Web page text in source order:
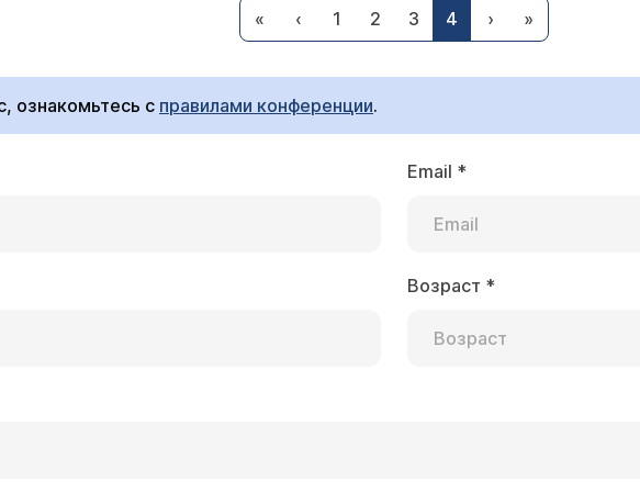
ни один из существующих методов по устранению растяжек не поможет Вам полностью избавиться от
Можем рекомендовать Вам метод мезотерапии, который сделает
в зоне декольте родинку, которая со временем
я могу хотя бы немного сгладить этот рубец. Спасибо.
о которой Вы говорите, это келоидный рубец. Чтобы
« ‹ 1 2 3 4 › »
ознакомьтесь с правилами конференции.
Email *
Возраст *